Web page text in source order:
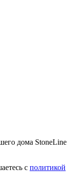
дома StoneLine
с политикой